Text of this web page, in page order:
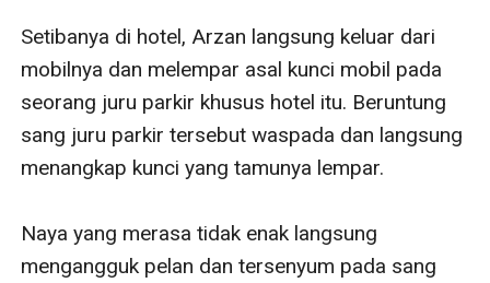
Setibanya di hotel, Arzan langsung keluar dari
mobilnya dan melempar asal kunci mobil pada
seorang juru parkir khusus hotel itu. Beruntung
sang juru parkir tersebut waspada dan langsung
menangkap kunci yang tamunya lempar.
Naya yang merasa tidak enak langsung
mengangguk pelan dan tersenyum pada sang